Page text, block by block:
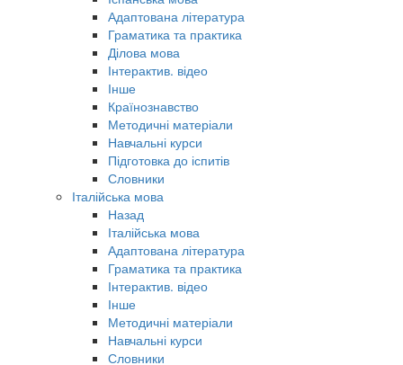
Адаптована література
Граматика та практика
Ділова мова
Інтерактив. відео
Інше
Країнознавство
Методичні матеріали
Навчальні курси
Підготовка до іспитів
Словники
Італійська мова
Назад
Італійська мова
Адаптована література
Граматика та практика
Інтерактив. відео
Інше
Методичні матеріали
Навчальні курси
Словники